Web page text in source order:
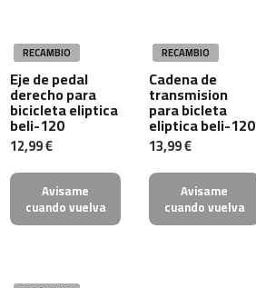
2
0
0
m
c
-
2
6
0
-
RECAMBIO
Eje de pedal
derecho para
bicicleta eliptica
beli-120
12,99 €
Avisame
cuando vuelva
RECAMBIO
Cadena de
transmision
para bicleta
eliptica beli-120
13,99 €
Avisame
cuando vuelva